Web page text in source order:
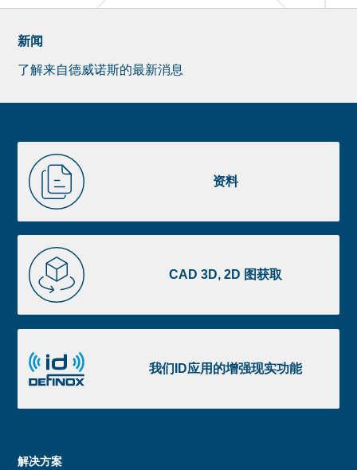
新闻
了解来自德威诺斯的最新消息
footer
image
footer
资料
料
CAD 3D, 2D 图获取
CAD
3D,
2D
图
取
我们ID应用的增强现实功能
们
ID
应
的
Menu
解决方案